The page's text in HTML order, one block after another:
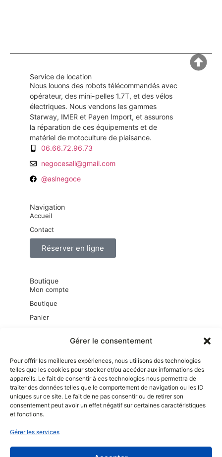
Gérer le consentement
Pour offrir les meilleures expériences, nous utilisons des technologies
telles que les cookies pour stocker et/ou accéder aux informations des
appareils. Le fait de consentir à ces technologies nous permettra de
traiter des données telles que le comportement de navigation ou les ID
uniques sur ce site. Le fait de ne pas consentir ou de retirer son
consentement peut avoir un effet négatif sur certaines caractéristiques
et fonctions.
Gérer les services
Service de location
Nous louons des robots télécommandés avec
opérateur, des mini-pelles 1.7T, et des vélos
électriques. Nous vendons les gammes
Starway, IMER et Payen Import, et assurons
la réparation de ces équipements et de
matériel de motoculture de plaisance.
06.66.72.96.73
negocesall@gmail.com
@aslnegoce
Navigation
Accueil
Contact
Réserver en ligne
Boutique
Mon compte
Boutique
Panier
Liens pratiques
Mentions Légales
Conditions générales d’utilisation
Conditions générales de vente
Conditions générales de location